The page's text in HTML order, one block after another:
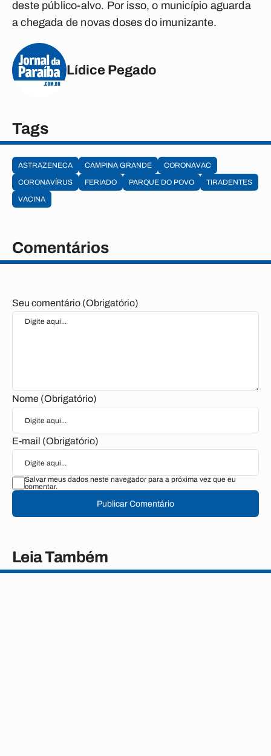
deste público-alvo. Por isso, o município aguarda
a chegada de novas doses do imunizante.
Lídice Pegado
Tags
ASTRAZENECA CAMPINA GRANDE
CORONAVAC
CORONAVÍRUS
FERIADO PARQUE DO POVO
TIRADENTES
VACINA
Comentários
Seu comentário (Obrigatório)
Nome (Obrigatório)
E-mail (Obrigatório)
Salvar meus dados neste navegador para a próxima vez que eu
comentar.
Publicar Comentário
Leia Também